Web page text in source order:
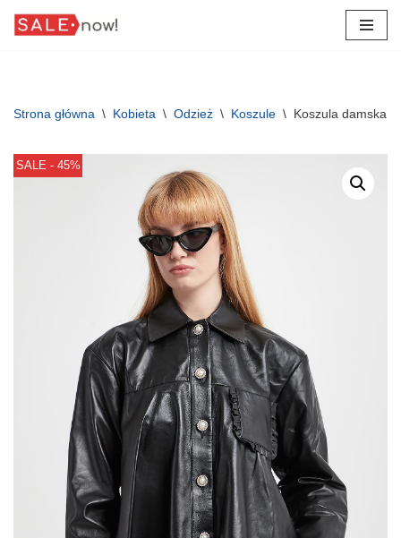
Strona główna \ Kobieta \ Odzież \ Koszule \ Koszula damska
SALE - 45%